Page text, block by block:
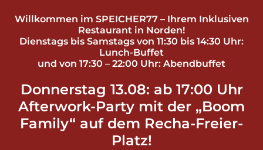
Willkommen im SPEICHER77 – Ihrem Inklusiven
Restaurant in Norden!
Dienstags bis Samstags von 11:30 bis 14:30 Uhr:
Lunch-Buffet
und von 17:30 – 22:00 Uhr: Abendbuffet
Donnerstag 13.08: ab 17:00 Uhr
Afterwork-Party mit der „Boom
Family“ auf dem Recha-Freier-
Platz!